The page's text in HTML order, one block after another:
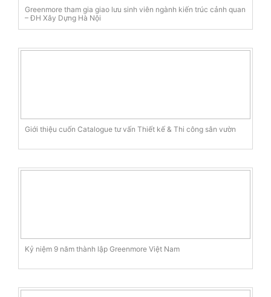
Greenmore tham gia giao lưu sinh viên ngành kiến trúc cảnh quan
– ĐH Xây Dựng Hà Nội
Giới thiệu cuốn Catalogue tư vấn Thiết kế & Thi công sân vườn
Kỷ niệm 9 năm thành lập Greenmore Việt Nam